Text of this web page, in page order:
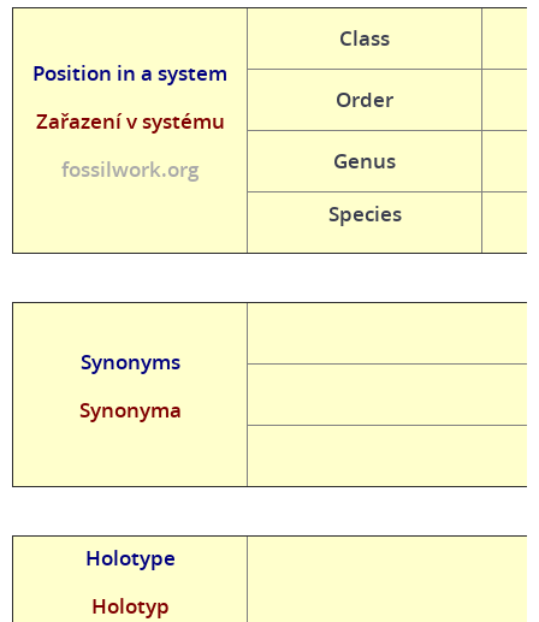
Position in a system
Zařazení v systému
fossilwork.org
Class
Order
Genus
Species
Synonyms
Synonyma
Holotype
Holotyp